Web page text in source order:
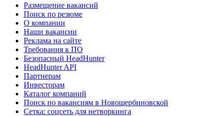
Размещение вакансий
Поиск по резюме
О компании
Наши вакансии
Реклама на сайте
Требования к ПО
Безопасный HeadHunter
HeadHunter API
Партнерам
Инвесторам
Каталог компаний
Поиск по вакансиям в Новощербиновской
Сетка: соцсеть для нетворкинга